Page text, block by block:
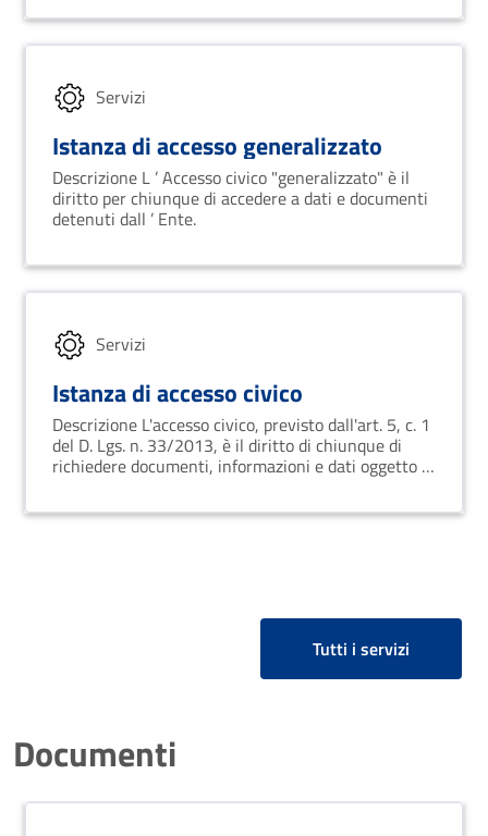
Servizi
Istanza di accesso generalizzato
Descrizione L ’ Accesso civico "generalizzato" è il
diritto per chiunque di accedere a dati e documenti
detenuti dall ’ Ente.
Servizi
Istanza di accesso civico
Descrizione L'accesso civico, previsto dall'art. 5, c. 1
del D. Lgs. n. 33/2013, è il diritto di chiunque di
richiedere documenti, informazioni e dati oggetto di
vigente nei casi in cui l’Ente ne abbia o
Tutti i servizi
Documenti